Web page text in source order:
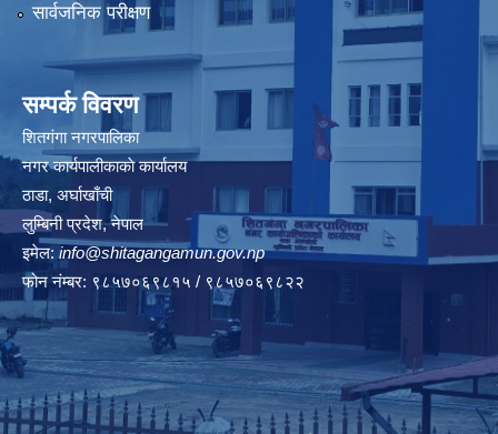
सार्वजनिक परीक्षण
सम्पर्क विवरण
शितगंगा नगरपालिका
नगर कार्यपालीकाकाे कार्यालय
ठाडा, अर्घाखाँची
लुम्बिनी प्रदेश, नेपाल
इमेल: info@shitagangamun.gov.np
फोन नंम्बर: ९८५७०६९८१५ / ९८५७०६९८२२